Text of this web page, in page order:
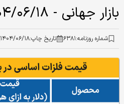
بازار جهانی - ۱۴۰۴/۰۶/۱۸
شماره روزنامه:۶۳۸۱ تاریخ چاپ:۱۴۰۴/۰۶/۱۸